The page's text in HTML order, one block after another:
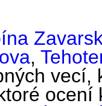
,
vecí,
ocení